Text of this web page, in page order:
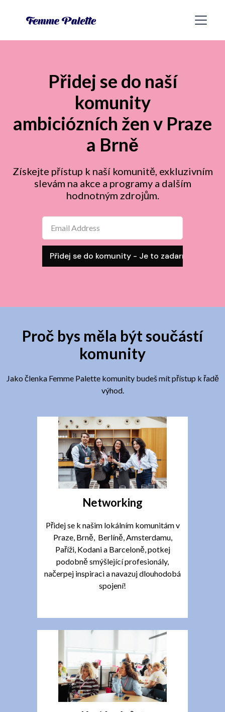
Přidej se do naší
komunity
ambiciózních žen v Praze
a Brně
Získejte přístup k naší komunitě, exkluzivním
slevám na akce a programy a dalším
hodnotným zdrojům.
Proč bys měla být součástí
komunity
Jako členka Femme Palette komunity budeš mít přístup k řadě
výhod.
Networking
Přidej se k našim lokálním komunitám v
Praze, Brně, Berlíně, Amsterdamu,
Paříži, Kodani a Barceloně, potkej
podobně smýšlející profesionály,
načerpej inspiraci a navazuj dlouhodobá
spojení!